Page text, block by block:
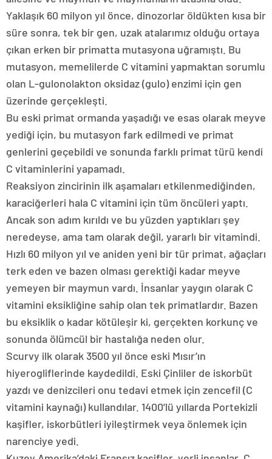
Yaklaşık 60 milyon yıl önce, dinozorlar öldükten kısa bir
süre sonra, tek bir gen, uzak atalarımız olduğu ortaya
çıkan erken bir primatta mutasyona uğramıştı. Bu
mutasyon, memelilerde C vitamini yapmaktan sorumlu
olan L-gulonolakton oksidaz (gulo) enzimi için gen
üzerinde gerçekleşti.
Bu eski primat ormanda yaşadığı ve esas olarak meyve
yediği için, bu mutasyon fark edilmedi ve primat
genlerini geçebildi ve sonunda farklı primat türü kendi
C vitaminlerini yapamadı.
Reaksiyon zincirinin ilk aşamaları etkilenmediğinden,
karaciğerleri hala C vitamini için tüm öncüleri yaptı.
Ancak son adım kırıldı ve bu yüzden yaptıkları şey
neredeyse, ama tam olarak değil, yararlı bir vitamindi.
Hızlı 60 milyon yıl ve aniden yeni bir tür primat, ağaçları
terk eden ve bazen olması gerektiği kadar meyve
yemeyen bir maymun vardı. İnsanlar yaygın olarak C
vitamini eksikliğine sahip olan tek primatlardır. Bazen
bu eksiklik o kadar kötüleşir ki, gerçekten korkunç ve
sonunda ölümcül bir hastalığa neden olur.
Scurvy ilk olarak 3500 yıl önce eski Mısır’ın
hiyerogliflerinde kaydedildi. Eski Çinliler de iskorbüt
yazdı ve denizcileri onu tedavi etmek için zencefil (C
vitamini kaynağı) kullandılar. 1400’lü yıllarda Portekizli
kaşifler, iskorbütleri iyileştirmek veya önlemek için
narenciye yedi.